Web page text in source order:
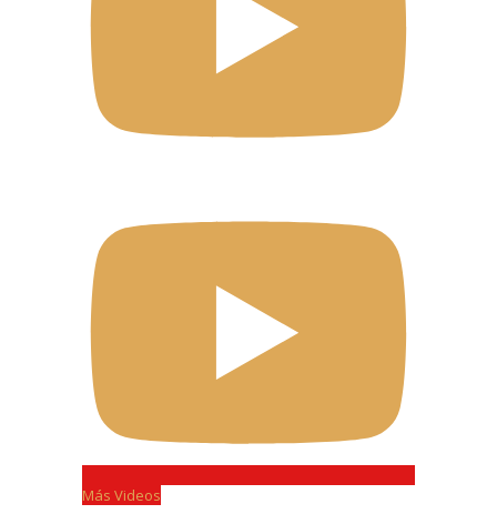
Más Videos